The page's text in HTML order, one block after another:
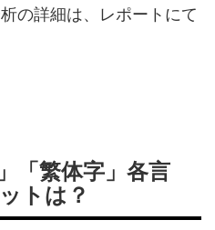
の詳細は、レポートにて
「繁体字」各言
トは？